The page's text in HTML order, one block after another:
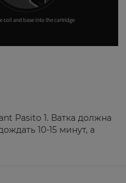
Pasito 1. Ватка должна
10-15 минут, а